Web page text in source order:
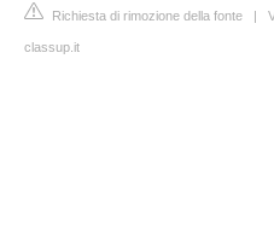
Richiesta di rimozione della fonte |
classup.it